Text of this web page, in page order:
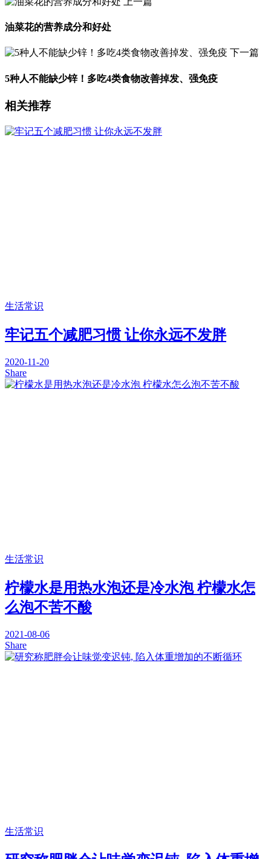
油菜花的营养成分和好处
下一篇
5种人不能缺少锌！多吃4类食物改善掉发、强免疫
相关推荐
生活常识
牢记五个减肥习惯 让你永远不发胖
2020-11-20
Share
生活常识
柠檬水是用热水泡还是冷水泡 柠檬水怎
么泡不苦不酸
2021-08-06
Share
生活常识